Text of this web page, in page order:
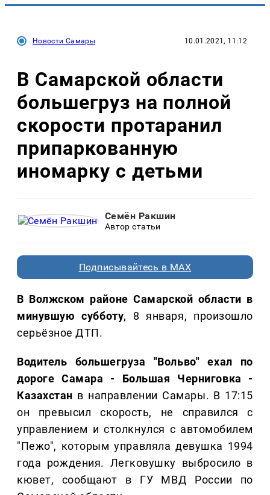
Новости Самары 10.01.2021, 11:12
В Самарской области
большегруз на полной
скорости протаранил
припаркованную
иномарку с детьми
Семён Ракшин
Автор статьи
Подписывайтесь в MAX
В Волжском районе Самарской области в
минувшую субботу, 8 января, произошло
серьёзное ДТП.
Водитель большегруза "Вольво" ехал по
дороге Самара - Большая Черниговка
-
Казахстан в направлении Самары. В 17:15
он превысил скорость, не справился с
управлением и столкнулся с автомобилем
"Пежо", которым управляла девушка 1994
года рождения. Легковушку выбросило в
кювет, сообщают в ГУ МВД России по